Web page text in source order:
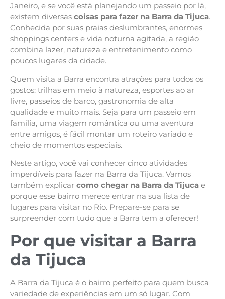
Janeiro, e se você está planejando um passeio por lá,
existem diversas coisas para fazer na Barra da Tijuca.
Conhecida por suas praias deslumbrantes, enormes
shoppings centers e vida noturna agitada, a região
combina lazer, natureza e entretenimento como
poucos lugares da cidade.
Quem visita a Barra encontra atrações para todos os
gostos: trilhas em meio à natureza, esportes ao ar
livre, passeios de barco, gastronomia de alta
qualidade e muito mais. Seja para um passeio em
família, uma viagem romântica ou uma aventura
entre amigos, é fácil montar um roteiro variado e
cheio de momentos especiais.
Neste artigo, você vai conhecer cinco atividades
imperdíveis para fazer na Barra da Tijuca. Vamos
também explicar como chegar na Barra da Tijuca e
porque esse bairro merece entrar na sua lista de
lugares para visitar no Rio. Prepare-se para se
surpreender com tudo que a Barra tem a oferecer!
Por que visitar a Barra
da Tijuca
A Barra da Tijuca é o bairro perfeito para quem busca
variedade de experiências em um só lugar. Com